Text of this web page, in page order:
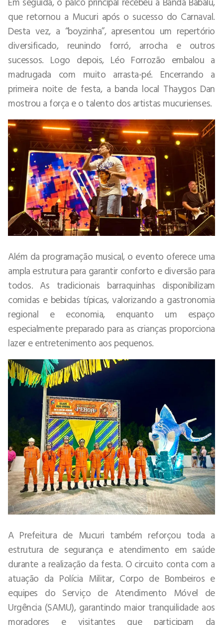
que retornou a Mucuri após o sucesso do Carnaval.
Desta vez, a “boyzinha”, apresentou um repertório
diversificado, reunindo forró, arrocha e outros
sucessos. Logo depois, Léo Forrozão embalou a
madrugada com muito arrasta-pé. Encerrando a
primeira noite de festa, a banda local Thaygos Dan
mostrou a força e o talento dos artistas mucurienses.
Além da programação musical, o evento oferece uma
ampla estrutura para garantir conforto e diversão para
todos. As tradicionais barraquinhas disponibilizam
comidas e bebidas típicas, valorizando a gastronomia
regional e economia, enquanto um espaço
especialmente preparado para as crianças proporciona
lazer e entretenimento aos pequenos.
A Prefeitura de Mucuri também reforçou toda a
estrutura de segurança e atendimento em saúde
durante a realização da festa. O circuito conta com a
atuação da Polícia Militar, Corpo de Bombeiros e
equipes do Serviço de Atendimento Móvel de
Urgência (SAMU), garantindo maior tranquilidade aos
moradores e visitantes que participam da